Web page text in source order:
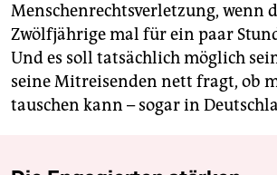
Menschenrechtsverletzung, wenn
Zwölfjährige mal für ein paar
Und es soll tatsächlich möglich
seine Mitreisenden nett fragt, ob
tauschen kann – sogar in